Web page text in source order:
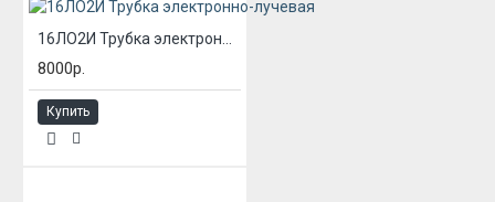
8000р.
Купить